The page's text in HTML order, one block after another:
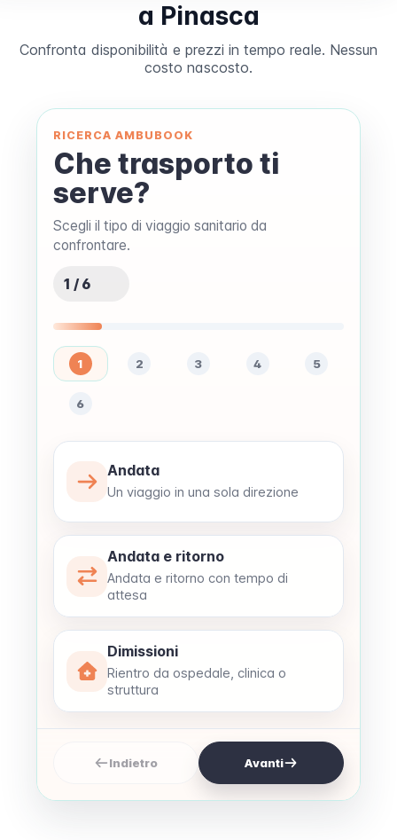
a Pinasca
Confronta disponibilità e prezzi in tempo reale. Nessun
costo nascosto.
RICERCA AMBUBOOK
Che trasporto ti
serve?
Scegli il tipo di viaggio sanitario da
confrontare.
1 / 6
1 2 3 4 5
6
Andata
Un viaggio in una sola direzione
Andata e ritorno
Andata e ritorno con tempo di
attesa
Dimissioni
Rientro da ospedale, clinica o
struttura
Indietro Avanti